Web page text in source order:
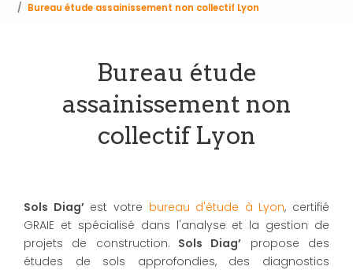
Bureau étude assainissement non collectif Lyon
Bureau étude
assainissement non
collectif Lyon
Sols Diag’est votre bureau d'étude à Lyon, certifié
GRAIE et spécialisé dans l'analyse et la gestion de
projets de construction. Sols Diag’ propose des
études de sols approfondies, des diagnostics